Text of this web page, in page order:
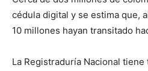
cédula digital y se estima que,
10 millones hayan transitado
La Registraduría Nacional